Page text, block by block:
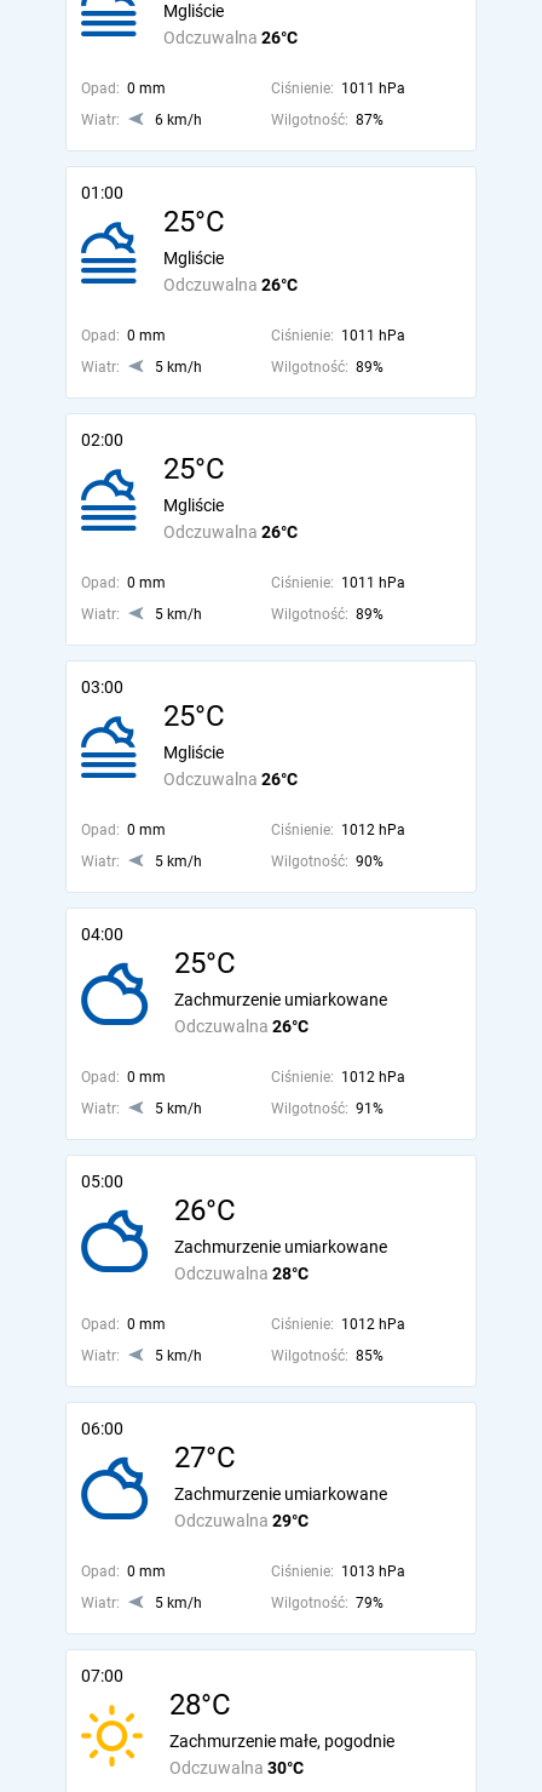
Odczuwalna 26°C
Mgliście
Opad: 0 mm Ciśnienie: 1011 hPa
Wiatr:
6 km/h Wilgotność: 87%
01:00
25°C
Odczuwalna 26°C
Mgliście
Opad: 0 mm Ciśnienie: 1011 hPa
Wiatr:
5 km/h Wilgotność: 89%
02:00
25°C
Odczuwalna 26°C
Mgliście
Opad: 0 mm Ciśnienie: 1011 hPa
Wiatr:
5 km/h Wilgotność: 89%
03:00
25°C
Odczuwalna 26°C
Mgliście
Opad: 0 mm Ciśnienie: 1012 hPa
Wiatr:
5 km/h Wilgotność: 90%
04:00
25°C
Odczuwalna 26°C
Zachmurzenie umiarkowane
Opad: 0 mm Ciśnienie: 1012 hPa
Wiatr:
5 km/h Wilgotność: 91%
05:00
26°C
Odczuwalna 28°C
Zachmurzenie umiarkowane
Opad: 0 mm Ciśnienie: 1012 hPa
Wiatr:
5 km/h Wilgotność: 85%
06:00
27°C
Odczuwalna 29°C
Zachmurzenie umiarkowane
Opad: 0 mm Ciśnienie: 1013 hPa
Wiatr:
5 km/h Wilgotność: 79%
07:00
28°C
Odczuwalna 30°C
Zachmurzenie małe, pogodnie